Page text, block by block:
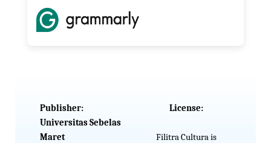
Publisher:
Universitas Sebelas
Maret
License:
Filitra Cultura is